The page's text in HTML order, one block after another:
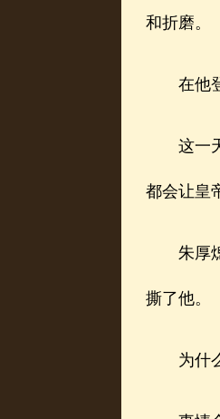
和折磨。
在他登
这一天
都会让皇
朱厚熜
撕了他。
为什么